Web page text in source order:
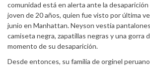
comunidad está en alerta ante la desaparición
joven de 20 años, quien fue visto por última
junio en Manhattan. Neyson vestía
camiseta negra, zapatillas negras y una gorra
momento de su desaparición.
Desde entonces, su familia de orginel